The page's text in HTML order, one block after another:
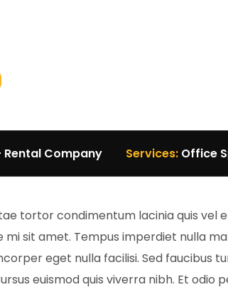
Rental Company Services: Office
tortor condimentum lacinia quis vel
mi sit amet. Tempus imperdiet nulla
eget nulla facilisi. Sed faucibus
euismod quis viverra nibh. Et